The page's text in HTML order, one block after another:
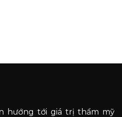
hướng tới giá trị thẩm mỹ